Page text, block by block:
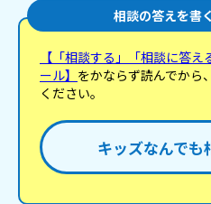
相談の答えを書
【「相談する」「相談に答
ール】 をかならず読んでから
ください。
キッズなんでも